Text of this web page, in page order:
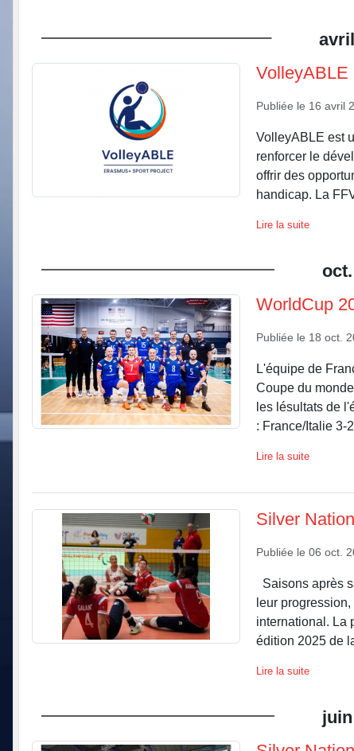
avril
VolleyABLE
Publiée le 16 avril
VolleyABLE est
renforcer le
offrir des
handicap. La
Lire la suite
oct.
WorldCup
Publiée le 18 oct.
L'équipe de
Coupe du
les lésultats de
: France/Italie 3-
Lire la suite
Silver
Publiée le 06 oct.
Saisons après
leur
international. La
édition 2025 de
Lire la suite
juin